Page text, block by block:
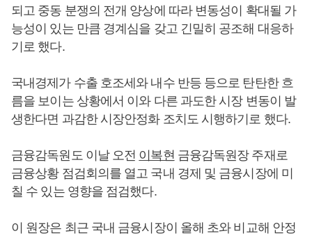
되고 중동 분쟁의 전개 양상에 따라 변동성이 확대될 가
능성이 있는 만큼 경계심을 갖고 긴밀히 공조해 대응하
기로 했다.
국내경제가 수출 호조세와 내수 반등 등으로 탄탄한 흐
름을 보이는 상황에서 이와 다른 과도한 시장 변동이 발
생한다면 과감한 시장안정화 조치도 시행하기로 했다.
금융감독원도 이날 오전 이복현 금융감독원장 주재로
금융상황 점검회의를 열고 국내 경제 및 금융시장에 미
칠 수 있는 영향을 점검했다.
이 원장은 최근 국내 금융시장이 올해 초와 비교해 안정